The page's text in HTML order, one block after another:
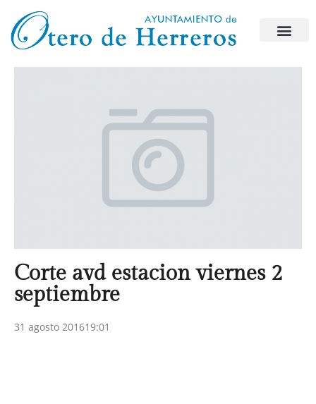
Corte avd estacion viernes 2
septiembre
31 agosto 201619:01